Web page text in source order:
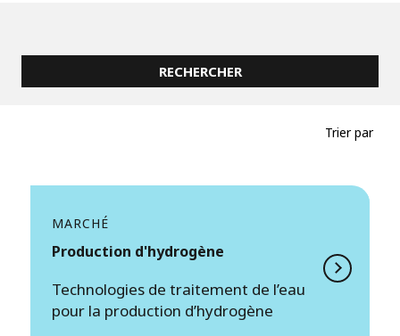
Trier par
MARCHÉ
Production d'hydrogène
Technologies de traitement de l’eau
pour la production d’hydrogène